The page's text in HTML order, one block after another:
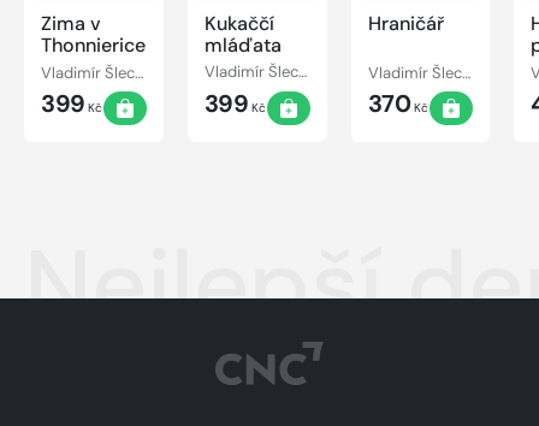
Zima v
Thonnierice
Vladimír Šlechta
399 Kč
Kukaččí
mláďata
Vladimír Šlechta
399 Kč
Hraničář
Vladimír Šlechta
370Kč
Nejlepší